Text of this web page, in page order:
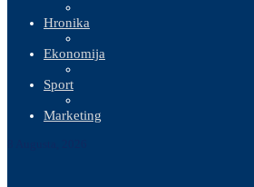
Hronika
Ekonomija
Sport
Marketing